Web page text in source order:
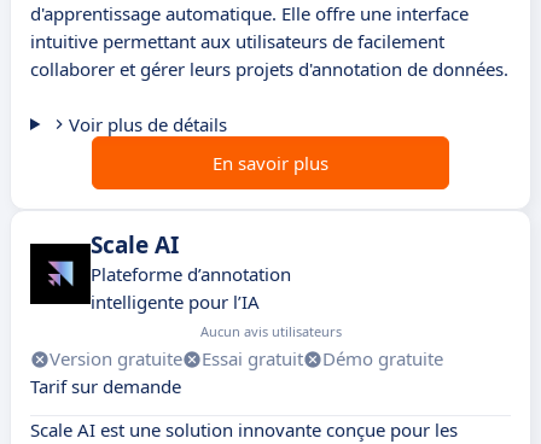
d'apprentissage automatique. Elle offre une interface
intuitive permettant aux utilisateurs de facilement
collaborer et gérer leurs projets d'annotation de données.
Voir plus de détails
En savoir plus
Scale AI
Plateforme d’annotation
intelligente pour l’IA
Aucun avis utilisateurs
Version gratuite Essai gratuit
Démo gratuite
Tarif sur demande
Scale AI est une solution innovante conçue pour les